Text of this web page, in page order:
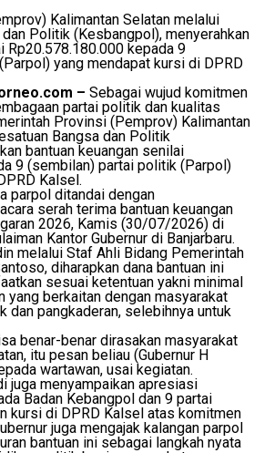
Kalimantan Selatan melalui
Politik (Kesbangpol), menyerahkan
Rp20.578.180.000 kepada 9
yang mendapat kursi di DPRD
– Sebagai wujud komitmen
partai politik dan kualitas
Provinsi (Pemprov) Kalimantan
Bangsa dan Politik
bantuan keuangan senilai
9 (sembilan) partai politik (Parpol)
Kalsel.
parpol ditandai dengan
serah terima bantuan keuangan
2026, Kamis (30/07/2026) di
Kantor Gubernur di Banjarbaru.
melalui Staf Ahli Bidang Pemerintah
diharapkan dana bantuan ini
sesuai ketentuan yakni minimal
yang berkaitan dengan masyarakat
pangkaderan, selebihnya untuk
benar-benar dirasakan masyarakat
itu pesan beliau (Gubernur H
wartawan, usai kegiatan.
juga menyampaikan apresiasi
Badan Kebangpol dan 9 partai
kursi di DPRD Kalsel atas komitmen
juga mengajak kalangan parpol
bantuan ini sebagai langkah nyata